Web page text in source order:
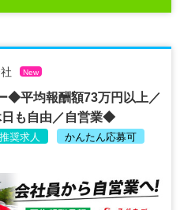
New
◆平均報酬額73万円以上／
も自由／自営業◆
奨求人 かんたん応募可